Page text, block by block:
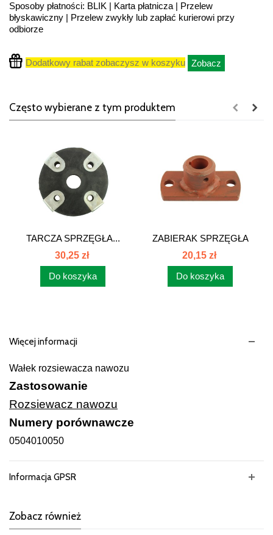
Sposoby płatności: BLIK | Karta płatnicza | Przelew
błyskawiczny | Przelew zwykły lub zapłać kurierowi przy
odbiorze
Dodatkowy rabat zobaczysz w koszyku Zobacz
Często wybierane z tym produktem
TARCZA SPRZĘGŁA...
30,25 zł
Do koszyka
ZABIERAK SPRZĘGŁA
DOLNY 2014020180
20,15 zł
Do koszyka
Więcej informacji
Wałek rozsiewacza nawozu
Zastosowanie
Rozsiewacz nawozu
Numery porównawcze
0504010050
Informacja GPSR
Zobacz również